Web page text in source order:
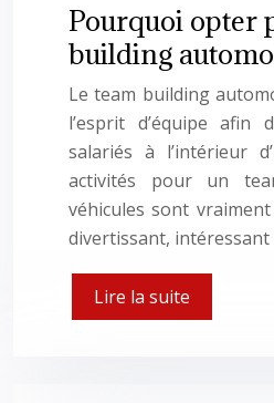
Pourquoi opter
building
Le team building
l’esprit d’équipe
salariés à l’intérieur
activités pour un
véhicules sont
divertissant,
Lire la suite